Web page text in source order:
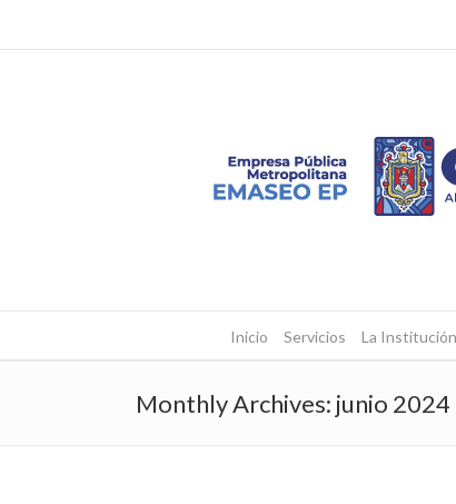
Inicio Servicios La Institución
Monthly Archives: junio 2024